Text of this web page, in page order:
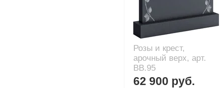
Розы и крест,
арочный верх, арт.
BB.95
62 900 руб.